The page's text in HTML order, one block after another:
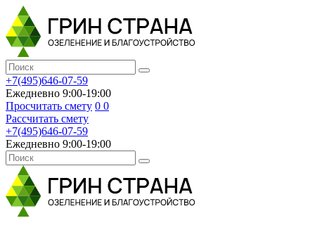
+7(495)646-07-59
Ежедневно 9:00-19:00
Просчитать смету 0 0
Рассчитать смету
+7(495)646-07-59
Ежедневно 9:00-19:00